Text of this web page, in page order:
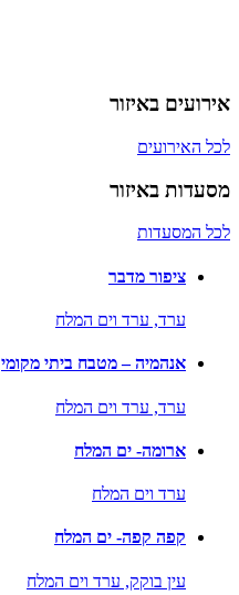
אירועים באיזור
לכל האירועים
מסעדות באיזור
לכל המסעדות
ציפור מדבר
ערד, ערד וים המלח
אנהמיה – מטבח ביתי מקומי
ערד, ערד וים המלח
ארומה- ים המלח
ערד וים המלח
קפה קפה- ים המלח
עין בוקק, ערד וים המלח